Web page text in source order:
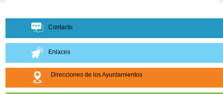
Contacto
Enlaces
Direcciones de los Ayuntamientos